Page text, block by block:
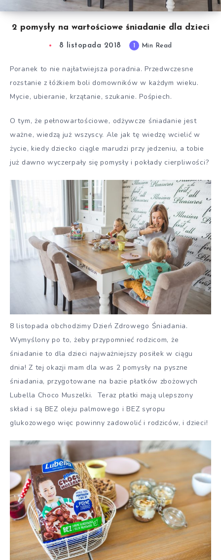
2 pomysły na wartościowe śniadanie dla dzieci
8 listopada 2018 1 Min Read
Poranek to nie najłatwiejsza poradnia. Przedwczesne
rozstanie z łóżkiem boli domowników w każdym wieku.
Mycie, ubieranie, krzątanie, szukanie. Pośpiech.
O tym, że pełnowartościowe, odżywcze śniadanie jest
ważne, wiedzą już wszyscy. Ale jak tę wiedzę wcielić w
życie, kiedy dziecko ciągle marudzi przy jedzeniu, a tobie
już dawno wyczerpały się pomysły i pokłady cierpliwości?
8 listopada obchodzimy Dzień Zdrowego Śniadania.
Wymyślony po to, żeby przypomnieć rodzicom, że
śniadanie to dla dzieci najważniejszy posiłek w ciągu
dnia! Z tej okazji mam dla was 2 pomysły na pyszne
śniadania, przygotowane na bazie płatków zbożowych
Lubella Choco Muszelki.
Teraz płatki mają ulepszony
skład i są BEZ oleju palmowego i BEZ syropu
glukozowego więc powinny zadowolić i rodziców, i dzieci!